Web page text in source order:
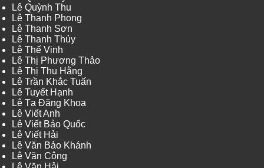
Lê Quỳnh Thu
Lê Thanh Phong
Lê Thanh Sơn
Lê Thanh Thủy
Lê Thế Vinh
Lê Thị Phương Thảo
Lê Thị Thu Hằng
Lê Trần Khắc Tuấn
Lê Tuyết Hạnh
Lê Tạ Đăng Khoa
Lê Viết Anh
Lê Viết Bảo Quốc
Lê Viết Hải
Lê Văn Bảo Khánh
Lê Văn Công